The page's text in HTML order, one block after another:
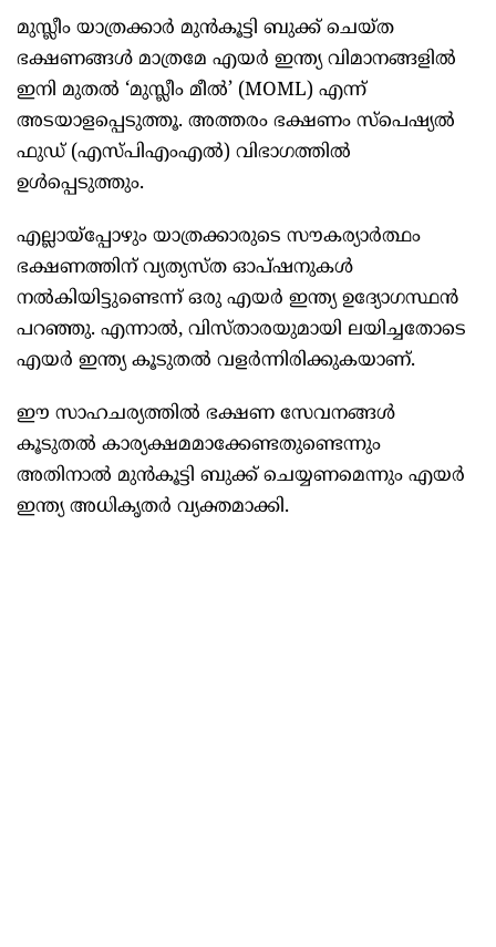
മുസ്ലീം യാത്രക്കാര്‍ മുന്‍കൂട്ടി ബുക്ക് ചെയ്ത
ഭക്ഷണങ്ങള്‍ മാത്രമേ എയര്‍ ഇന്ത്യ വിമാനങ്ങളില്‍
ഇനി മുതല്‍ ‘മുസ്ലീം മീല്‍’ (MOML) എന്ന്
അടയാളപ്പെടുത്തൂ. അത്തരം ഭക്ഷണം സ്‌പെഷ്യല്‍
ഫുഡ് (എസ്പിഎംഎല്‍) വിഭാഗത്തില്‍
ഉള്‍പ്പെടുത്തും.
എല്ലായ്പ്പോഴും യാത്രക്കാരുടെ സൗകര്യാര്‍ത്ഥം
ഭക്ഷണത്തിന് വ്യത്യസ്ത ഓപ്ഷനുകള്‍
നല്‍കിയിട്ടുണ്ടെന്ന് ഒരു എയര്‍ ഇന്ത്യ ഉദ്യോഗസ്ഥന്‍
പറഞ്ഞു. എന്നാല്‍, വിസ്താരയുമായി ലയിച്ചതോടെ
എയര്‍ ഇന്ത്യ കൂടുതല്‍ വളര്‍ന്നിരിക്കുകയാണ്.
ഈ സാഹചര്യത്തില്‍ ഭക്ഷണ സേവനങ്ങള്‍
കൂടുതല്‍ കാര്യക്ഷമമാക്കേണ്ടതുണ്ടെന്നും
അതിനാല്‍ മുന്‍കൂട്ടി ബുക്ക് ചെയ്യണമെന്നും എയര്‍
ഇന്ത്യ അധികൃതര്‍ വ്യക്തമാക്കി.